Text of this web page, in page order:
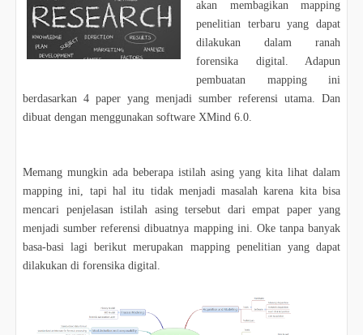
akan membagikan mapping
penelitian terbaru yang dapat
dilakukan dalam ranah
forensika digital. Adapun
pembuatan mapping ini
berdasarkan 4 paper yang menjadi sumber referensi utama. Dan
dibuat dengan menggunakan software XMind 6.0.
Memang mungkin ada beberapa istilah asing yang kita lihat dalam
mapping ini, tapi hal itu tidak menjadi masalah karena kita bisa
mencari penjelasan istilah asing tersebut dari empat paper yang
menjadi sumber referensi dibuatnya mapping ini. Oke tanpa banyak
basa-basi lagi berikut merupakan mapping penelitian yang dapat
dilakukan di forensika digital.